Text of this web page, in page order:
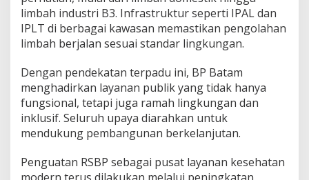
limbah industri B3. Infrastruktur seperti IPAL dan
IPLT di berbagai kawasan memastikan pengolahan
limbah berjalan sesuai standar lingkungan.
Dengan pendekatan terpadu ini, BP Batam
menghadirkan layanan publik yang tidak hanya
fungsional, tetapi juga ramah lingkungan dan
inklusif. Seluruh upaya diarahkan untuk
mendukung pembangunan berkelanjutan.
Penguatan RSBP sebagai pusat layanan kesehatan